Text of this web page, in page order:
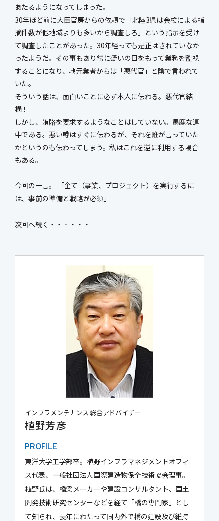
あたるようになってしまった。
30年ほど前に大臣官房からの依頼で「北陸3県は会検による指
摘件数が他地域よりも多いから調査しろ」という指示を受け
て調査したことがあった。30年経っても是正はされていなか
ったようだ。その事もあり常に疑いの目をもって業務を監視
することになり、地元業者からは「悪代官」と陰で言われて
いた。
そういう話は、面白いことに必ず本人に伝わる。悪代官結
構！
しかし、賄賂を要求するようなことはしていない。馬鹿な連
中である。悪い噂はすぐに伝わるが、それを誰が言っていた
かというのも伝わってしまう。私はこれを逆に利用する場合
もある。
今回の一言。 「企て（事業、プロジェクト）を実行するに
は、事前の準備と戦略が必須」
次回へ続く・・・・・・
インフラメンテナンス 総合アドバイザー
植野芳彦
PROFILE
東洋大学工学部卒。植野インフラマネジメントオフィ
ス代表、一般社団法人国際建造物保全技術協会理事。
植野氏は、橋梁メーカーや建設コンサルタント、国土
開発技術研究センターなどを経て「橋の専門家」とし
て知られ、長年にわたって国内外で橋の建設及び維持